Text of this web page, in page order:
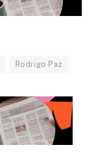
Rodrigo Paz